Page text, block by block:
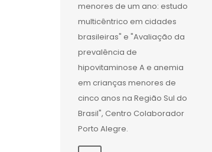
menores de um ano: estudo
multicêntrico em cidades
brasileiras" e "Avaliação da
prevalência de
hipovitaminose A e anemia
em crianças menores de
cinco anos na Região Sul do
Brasil", Centro Colaborador
Porto Alegre.